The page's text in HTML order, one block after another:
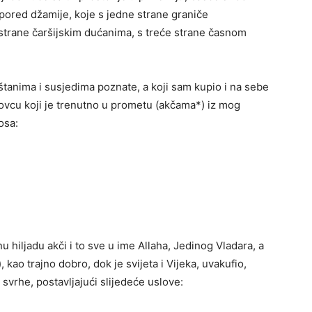
džamije, koje s jedne strane graniče
čaršijskim dućanima, s treće strane časnom
i susjedima poznate, a koji sam kupio i na sebe
koji je trenutno u prometu (akčama*) iz mog
hiljadu akči i to sve u ime Allaha, Jedinog Vladara, a
kao trajno dobro, dok je svijeta i Vijeka, uvakufio,
postavljajući slijedeće uslove: